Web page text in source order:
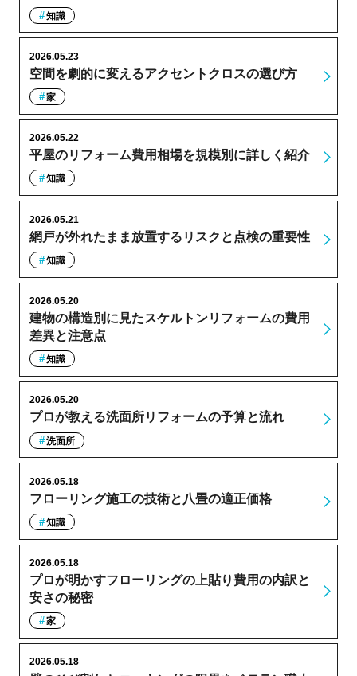
知識
空間を劇的に変えるアクセントクロスの選び方
2026.05.23
家
平屋のリフォーム費用相場を規模別に詳しく紹介
2026.05.22
知識
網戸が外れたまま放置するリスクと点検の重要性
2026.05.21
知識
建物の構造別に見たスケルトンリフォームの費用
差異と注意点
2026.05.20
知識
プロが教える洗面所リフォームの予算と流れ
2026.05.20
洗面所
フローリング施工の技術と八畳の適正価格
2026.05.18
知識
プロが明かすフローリングの上貼り費用の内訳と
安さの秘密
2026.05.18
家
2026.05.18